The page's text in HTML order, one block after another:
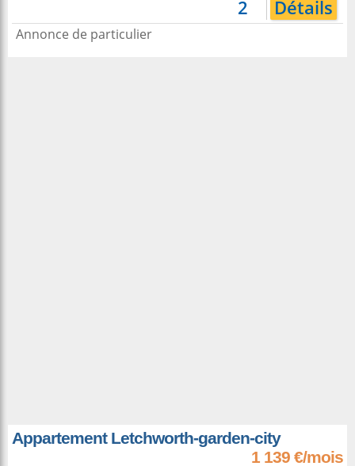
2 Détails
Annonce de particulier
Appartement Letchworth-garden-city
1 139 €/mois